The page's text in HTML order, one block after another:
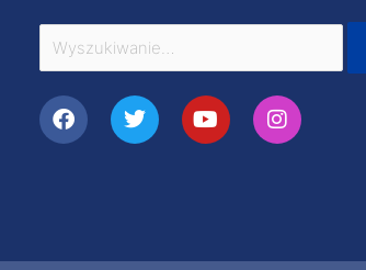
Szukaj
dla:
FacebookTwitterYoutubeInstagram